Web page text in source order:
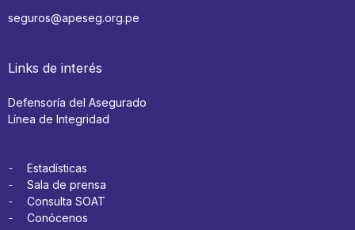
seguros@apeseg.org.pe
Links de interés
Defensoría del Asegurado
Línea de Integridad
Estadísticas
Sala de prensa
Consulta SOAT
Conócenos